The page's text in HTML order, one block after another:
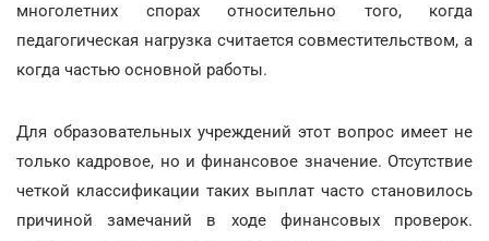
многолетних спорах относительно того, когда
педагогическая нагрузка считается совместительством, а
когда частью основной работы.
Для образовательных учреждений этот вопрос имеет не
только кадровое, но и финансовое значение. Отсутствие
четкой классификации таких выплат часто становилось
причиной замечаний в ходе финансовых проверок.